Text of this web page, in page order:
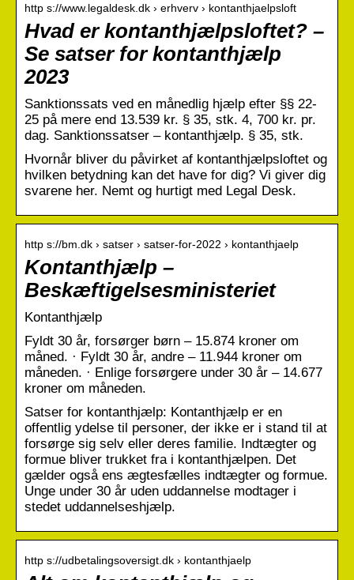
http s://www.legaldesk.dk › erhverv › kontanthjaelpsloft
Hvad er kontanthjælpsloftet? –
Se satser for kontanthjælp
2023
Sanktionssats ved en månedlig hjælp efter §§ 22-
25 på mere end 13.539 kr. § 35, stk. 4, 700 kr. pr.
dag. Sanktionssatser – kontanthjælp. § 35, stk.
Hvornår bliver du påvirket af kontanthjælpsloftet og
hvilken betydning kan det have for dig? Vi giver dig
svarene her. Nemt og hurtigt med Legal Desk.
http s://bm.dk › satser › satser-for-2022 › kontanthjaelp
Kontanthjælp –
Beskæftigelsesministeriet
Kontanthjælp
Fyldt 30 år, forsørger børn – 15.874 kroner om
måned. · Fyldt 30 år, andre – 11.944 kroner om
måneden. · Enlige forsørgere under 30 år – 14.677
kroner om måneden.
Satser for kontanthjælp: Kontanthjælp er en
offentlig ydelse til personer, der ikke er i stand til at
forsørge sig selv eller deres familie. Indtægter og
formue bliver trukket fra i kontanthjælpen. Det
gælder også ens ægtesfælles indtægter og formue.
Unge under 30 år uden uddannelse modtager i
stedet uddannelseshjælp.
http s://udbetalingsoversigt.dk › kontanthjaelp